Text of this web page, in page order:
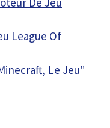
League Of
Le Jeu"